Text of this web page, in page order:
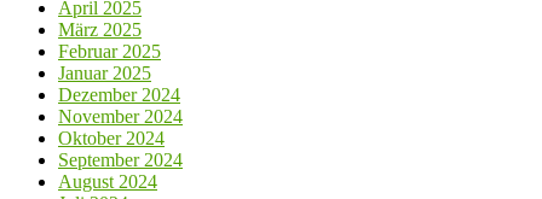
April 2025
März 2025
Februar 2025
Januar 2025
Dezember 2024
November 2024
Oktober 2024
September 2024
August 2024